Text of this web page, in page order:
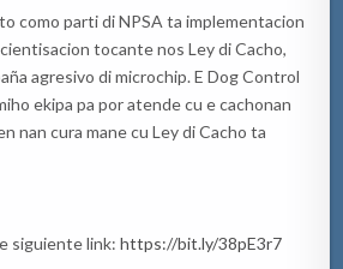
como parti di NPSA ta implementacion
tocante nos Ley di Cacho,
agresivo di microchip. E Dog Control
ekipa pa por atende cu e cachonan
nan cura mane cu Ley di Cacho ta
e siguiente link:https://bit.ly/38pE3r7